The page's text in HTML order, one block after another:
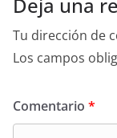
Tu dirección de
Los campos
Comentario *